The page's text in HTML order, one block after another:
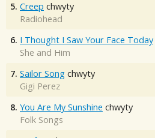
5. Creep chwyty
Radiohead
6. I Thought I Saw Your Face Today
She and Him
7. Sailor Song chwyty
Gigi Perez
8. You Are My Sunshine chwyty
Folk Songs